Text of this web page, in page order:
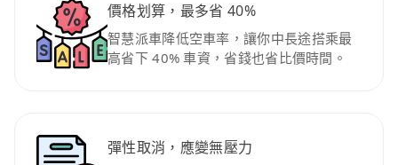
價格划算，最多省 40%
智慧派車降低空車率，讓你中長途搭乘最
高省下 40% 車資，省錢也省比價時間。
彈性取消，應變無壓力